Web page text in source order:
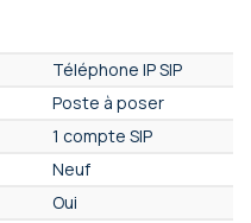
Téléphone IP SIP
Poste à poser
1 compte SIP
Neuf
Oui